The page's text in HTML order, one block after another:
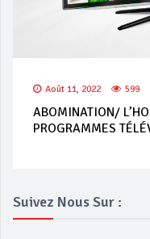
Août 11, 2022 599
ABOMINATION/
PROGRAMMES
Suivez Nous Sur :